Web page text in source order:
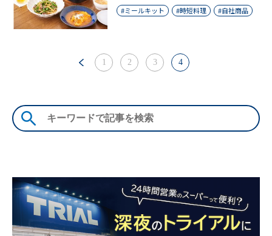
ミールキット 時短料理 自社商品
1 2 3 4